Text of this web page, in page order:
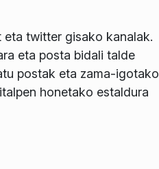
eta twitter gisako kanalak.
eta posta bidali talde
postak eta zama-igotako
honetako estaldura